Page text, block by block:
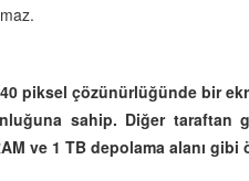
piksel çözünürlüğünde bir
sahip. Diğer taraftan
ve 1 TB depolama alanı